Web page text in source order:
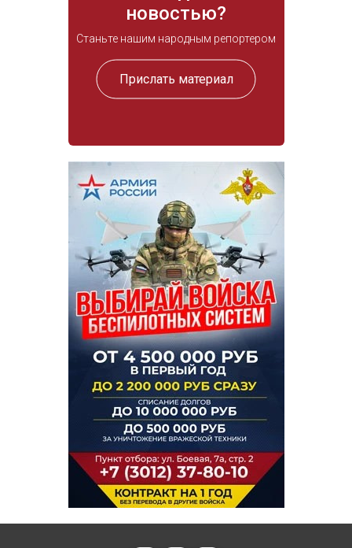
новостью?
Станьте нашим народным репортером
Прислать материал